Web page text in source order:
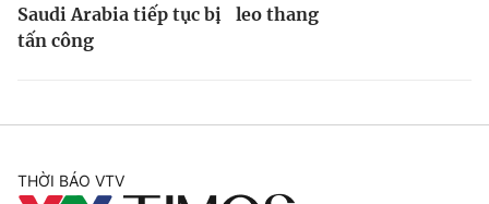
Saudi Arabia tiếp tục bị
tấn công
leo thang
THỜI BÁO VTV